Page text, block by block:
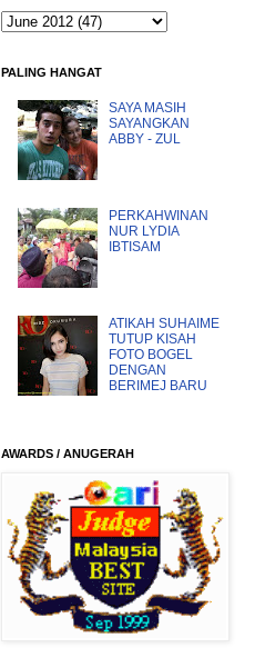
PALING HANGAT
SAYA MASIH
SAYANGKAN
ABBY - ZUL
PERKAHWINAN
NUR LYDIA
IBTISAM
ATIKAH SUHAIME
TUTUP KISAH
FOTO BOGEL
DENGAN
BERIMEJ BARU
AWARDS / ANUGERAH